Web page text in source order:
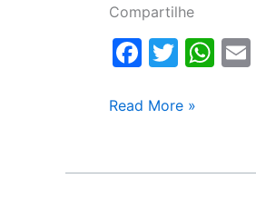
Compartilhe
F
c
b
T
itt
W
A
Komeco
Paulo
Read More »